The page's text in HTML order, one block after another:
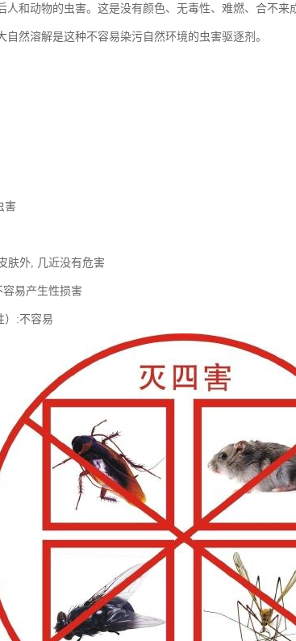
人和动物的虫害。这是没有颜色、无毒性、难燃、合不
然溶解是这种不容易染污自然环境的虫害驱逐剂。
害
肤外, 几近没有危害
易产生性损害
）:不容易